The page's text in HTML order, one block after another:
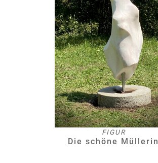
FIGUR
Die schöne Müllerin